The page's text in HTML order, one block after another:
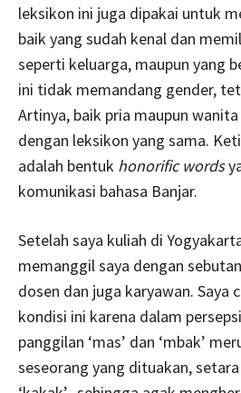
leksikon ini juga dipakai untuk
baik yang sudah kenal dan
seperti keluarga, maupun yang
ini tidak memandang gender,
Artinya, baik pria maupun
dengan leksikon yang sama.
adalah bentuk honorific words
komunikasi bahasa Banjar.
Setelah saya kuliah di
memanggil saya dengan
dosen dan juga karyawan. Saya
kondisi ini karena dalam
panggilan ‘mas’ dan ‘mbak’
seseorang yang dituakan,